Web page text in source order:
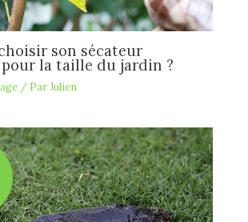
son sécateur
la taille du jardin ?
/ ParJulien